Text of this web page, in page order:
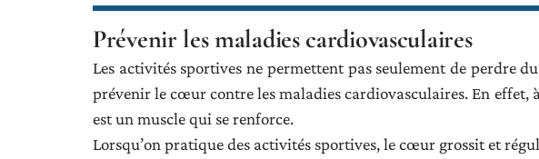
Prévenir les maladies cardiovasculaires
Les activités sportives ne permettent pas seulement de perdre
prévenir le cœur contre les maladies cardiovasculaires. En effet,
est un muscle qui se renforce.
Lorsqu’on pratique des activités sportives, le cœur grossit et